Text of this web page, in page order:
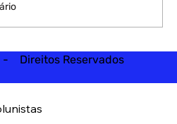
Direitos Reservados